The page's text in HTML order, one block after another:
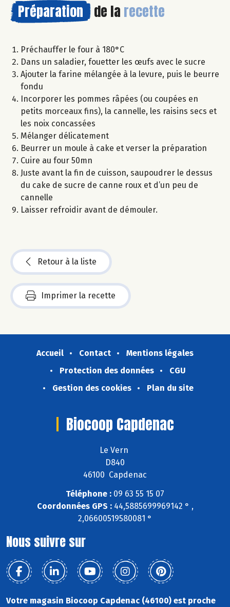
Préparation de la recette
Préchauffer le four à 180°C
Dans un saladier, fouetter les œufs avec le sucre
Ajouter la farine mélangée à la levure, puis le beurre
fondu
Incorporer les pommes râpées (ou coupées en
petits morceaux fins), la cannelle, les raisins secs et
les noix concassées
Mélanger délicatement
Beurrer un moule à cake et verser la préparation
Cuire au four 50mn
Juste avant la fin de cuisson, saupoudrer le dessus
du cake de sucre de canne roux et d’un peu de
cannelle
Laisser refroidir avant de démouler.
Retour à la liste
Imprimer la recette
Accueil Contact
Mentions légales
Protection des données
CGU
Gestion des cookies
Plan du site
Biocoop Capdenac
Le Vern
D840
46100 Capdenac
Téléphone : 09 63 55 15 07
Coordonnées GPS :44,5885699969142 ° ,
2,06600519580081 °
Nous suivre sur
Votre magasin Biocoop Capdenac (46100) est proche